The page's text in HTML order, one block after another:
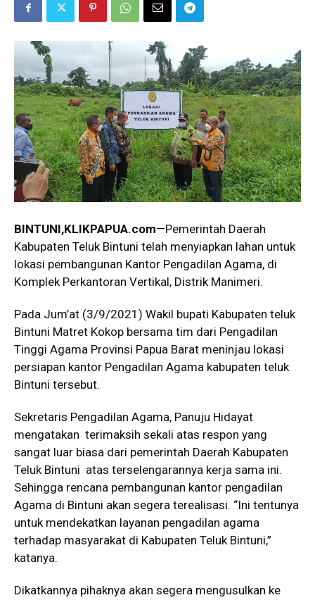
BINTUNI,KLIKPAPUA.com—Pemerintah Daerah
Kabupaten Teluk Bintuni telah menyiapkan lahan untuk
lokasi pembangunan Kantor Pengadilan Agama, di
Komplek Perkantoran Vertikal, Distrik Manimeri.
Pada Jum’at (3/9/2021) Wakil bupati Kabupaten teluk
Bintuni Matret Kokop bersama tim dari Pengadilan
Tinggi Agama Provinsi Papua Barat meninjau lokasi
persiapan kantor Pengadilan Agama kabupaten teluk
Bintuni tersebut.
Sekretaris Pengadilan Agama, Panuju Hidayat
mengatakan terimaksih sekali atas respon yang
sangat luar biasa dari pemerintah Daerah Kabupaten
Teluk Bintuni atas terselengarannya kerja sama ini.
Sehingga rencana pembangunan kantor pengadilan
Agama di Bintuni akan segera terealisasi. “Ini tentunya
untuk mendekatkan layanan pengadilan agama
terhadap masyarakat di Kabupaten Teluk Bintuni,”
katanya.
Dikatkannya pihaknya akan segera mengusulkan ke